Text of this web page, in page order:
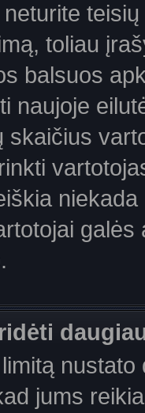
toliau
balsuos
naujoje
skaičius
jums